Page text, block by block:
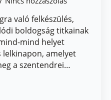
való felkészülés,
boldogság titkainak
mind helyet
lelkinapon, amelyet
a szentendrei…